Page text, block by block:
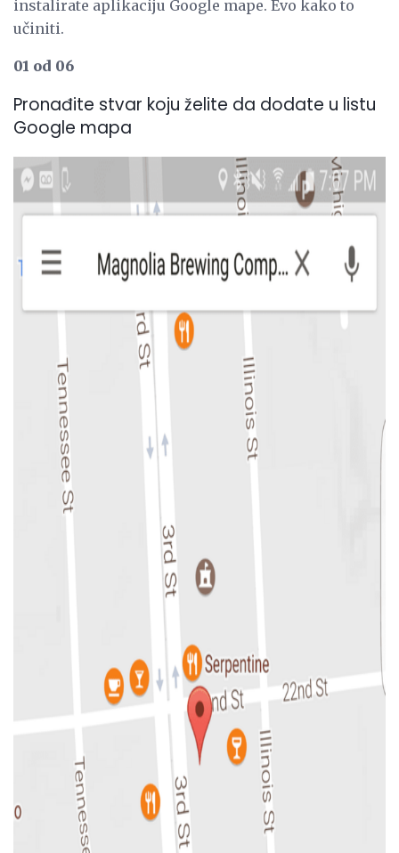
instalirate aplikaciju Google mape. Evo kako to
učiniti.
01 od 06
Pronađite stvar koju želite da dodate u listu
Google mapa